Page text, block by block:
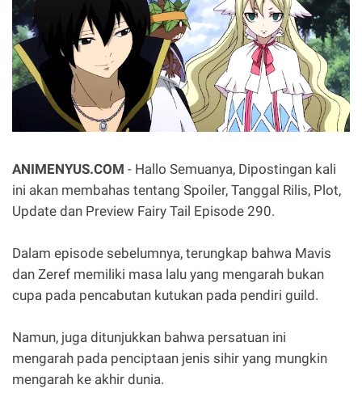
ANIMENYUS.COM - Hallo Semuanya, Dipostingan kali
ini akan membahas tentang Spoiler, Tanggal Rilis, Plot,
Update dan Preview Fairy Tail Episode 290.
Dalam episode sebelumnya, terungkap bahwa Mavis
dan Zeref memiliki masa lalu yang mengarah bukan
cupa pada pencabutan kutukan pada pendiri guild.
Namun, juga ditunjukkan bahwa persatuan ini
mengarah pada penciptaan jenis sihir yang mungkin
mengarah ke akhir dunia.